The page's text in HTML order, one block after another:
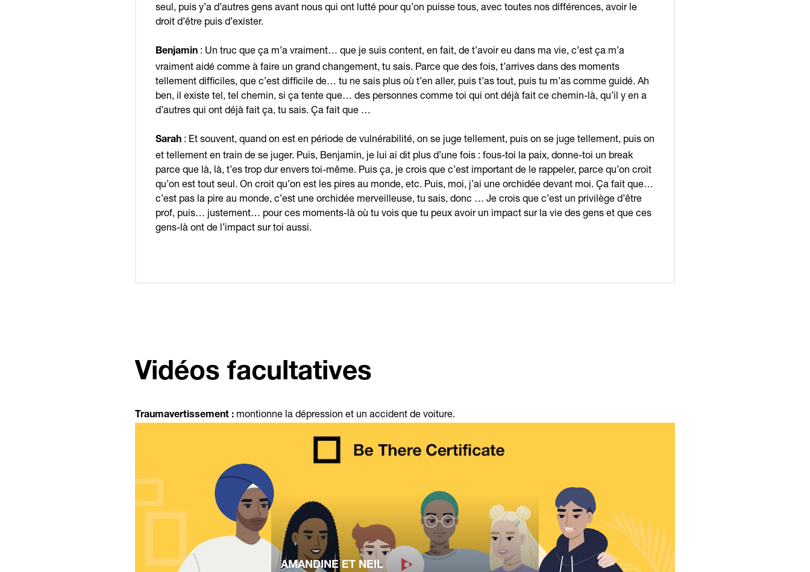
seul, puis y’a d’autres gens avant nous qui ont lutté pour qu’on puisse tous, avec toutes nos différences, avoir le
droit d’être puis d’exister.
Benjamin : Un truc que ça m’a vraiment… que je suis content, en fait, de t’avoir eu dans ma vie, c’est ça m’a
vraiment aidé comme à faire un grand changement, tu sais. Parce que des fois, t’arrives dans des moments
tellement difficiles, que c’est difficile de… tu ne sais plus où t’en aller, puis t’as tout, puis tu m’as comme guidé. Ah
ben, il existe tel, tel chemin, si ça tente que… des personnes comme toi qui ont déjà fait ce chemin-là, qu’il y en a
d’autres qui ont déjà fait ça, tu sais. Ça fait que …
Sarah : Et souvent, quand on est en période de vulnérabilité, on se juge tellement, puis on se juge tellement, puis on
et tellement en train de se juger. Puis, Benjamin, je lui ai dit plus d’une fois : fous-toi la paix, donne-toi un break
parce que là, là, t’es trop dur envers toi-même. Puis ça, je crois que c’est important de le rappeler, parce qu’on croit
qu’on est tout seul. On croit qu’on est les pires au monde, etc. Puis, moi, j’ai une orchidée devant moi. Ça fait que…
c’est pas la pire au monde, c’est une orchidée merveilleuse, tu sais, donc … Je crois que c’est un privilège d’être
prof, puis… justement… pour ces moments-là où tu vois que tu peux avoir un impact sur la vie des gens et que ces
gens-là ont de l’impact sur toi aussi.
Vidéos facultatives
Traumavertissement : montionne la dépression et un accident de voiture.
AMANDINE ET NEIL